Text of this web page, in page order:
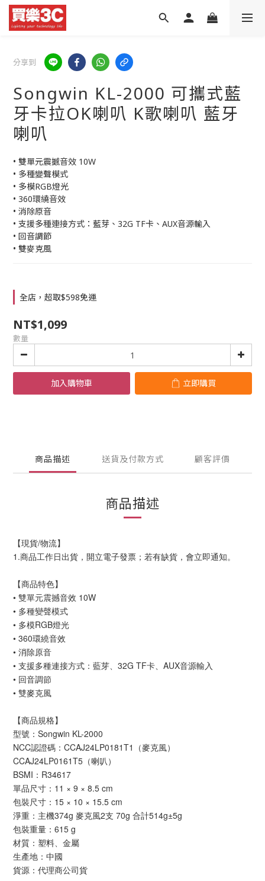
分享到
Songwin KL-2000 可攜式藍
牙卡拉OK喇叭 K歌喇叭 藍牙
喇叭
• 雙單元震撼音效 10W
• 多種變聲模式
• 多模RGB燈光
• 360環繞音效
• 消除原音
• 支援多種連接方式：藍芽、32G TF卡、AUX音源輸入
• 回音調節
• 雙麥克風
全店，超取$598免運
NT$1,099
數量
加入購物車 立即購買
商品描述 送貨及付款方式 顧客評價
商品描述
【現貨/物流】
1.商品工作日出貨，開立電子發票；若有缺貨，會立即通知。
【商品特色】
• 雙單元震撼音效 10W
• 多種變聲模式
• 多模RGB燈光
• 360環繞音效
• 消除原音
• 支援多種連接方式：藍芽、32G TF卡、AUX音源輸入
• 回音調節
• 雙麥克風
【商品規格】
型號：Songwin KL-2000
NCC認證碼：CCAJ24LP0181T1（麥克風）
CCAJ24LP0161T5（喇叭）
BSMI：R34617
單品尺寸：11 × 9 × 8.5 cm
包裝尺寸：15 × 10 × 15.5 cm
淨重：主機374g 麥克風2支 70g 合計514g±5g
包裝重量：615 g
材質：塑料、金屬
生產地：中國
貨源：代理商公司貨